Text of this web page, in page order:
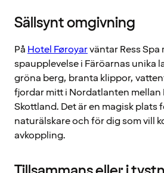
Sällsynt omgivning
På Hotel Føroyarväntar Ress
spaupplevelse i Färöarnas unika
gröna berg, branta klippor,
fjordar mitt i Nordatlanten mellan
Skottland. Det är en magisk plats
naturälskare och för dig som vill
avkoppling.